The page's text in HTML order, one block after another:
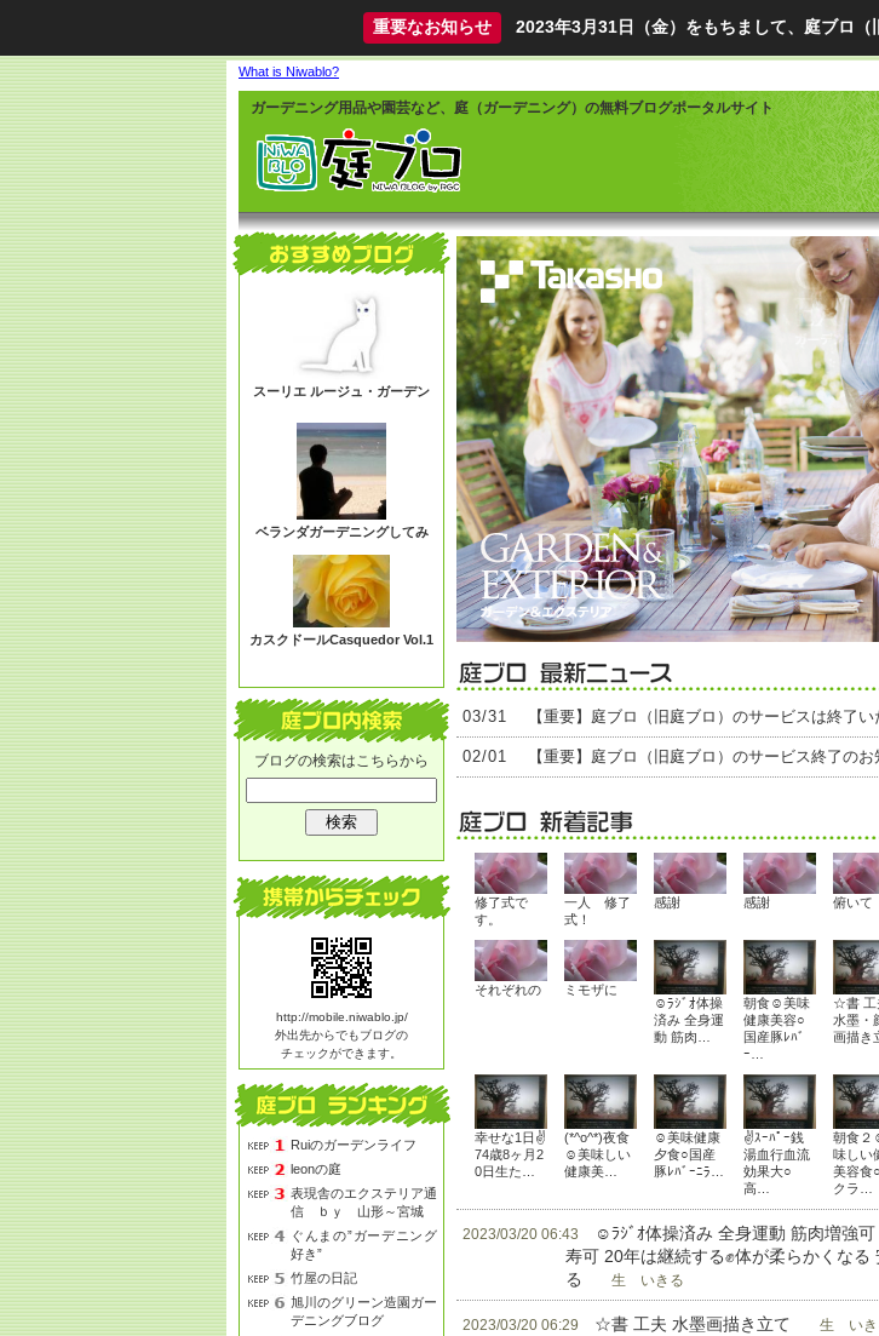
重要なお知らせ 2023年3月31日（金）をもちまして、庭ブロ（
What is Niwablo?
ガーデニング用品や園芸など、庭（ガーデニング）の無料ブログポータルサイト
ブログの検索はこちらから
http://mobile.niwablo.jp/
外出先からでもブログの
チェックができます。
Ruiのガーデンライフ
leonの庭
表現舎のエクステリア通
信 ｂｙ 山形～宮城
ぐんまの”ガーデニング
好き”
竹屋の日記
旭川のグリーン造園ガー
デニングブログ
スーリエ ルージュ・ガーデン
ベランダガーデニングしてみ
カスクドールCasquedor Vol.1
03/31 【重要】庭ブロ（旧庭ブロ）のサービスは終了
02/01 【重要】庭ブロ（旧庭ブロ）のサービス終了のお
修了式で
す。
一人 修了
式！
感謝 感謝 俯いて
それぞれの
ミモザに
☺ﾗｼﾞｵ体操
済み 全身運
動 筋肉…
朝食☺美味
健康美容○
国産豚ﾚﾊﾞ
ｰ…
☆書 工
水墨・
画描き
幸せな1日✌
74歳8ヶ月2
0日生た…
(*^o^*)夜食
☺美味しい
健康美…
☺美味健康
夕食○国産
豚ﾚﾊﾞｰﾆﾗ…
✌ｽｰﾊﾟｰ銭
湯血行血流
効果大○
高…
朝食
味しい
美容食
クラ…
2023/03/20 06:43
☺ﾗｼﾞｵ体操済み 全身運動 筋肉増強
寿可 20年は継続する✊体が柔らかくなる
る
生 いきる
2023/03/20 06:29 ☆書 工夫 水墨画描き立て 生 いき